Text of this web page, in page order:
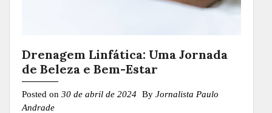
Drenagem Linfática: Uma Jornada
de Beleza e Bem-Estar
Posted on 30 de abril de 2024 By Jornalista Paulo
Andrade